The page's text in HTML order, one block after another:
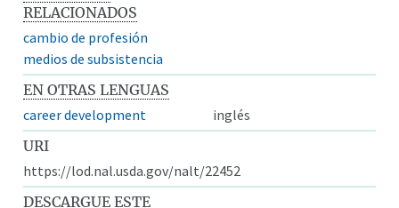
RELACIONADOS
cambio de profesión
medios de subsistencia
EN OTRAS LENGUAS
career development
inglés
URI
https://lod.nal.usda.gov/nalt/22452
DESCARGUE ESTE